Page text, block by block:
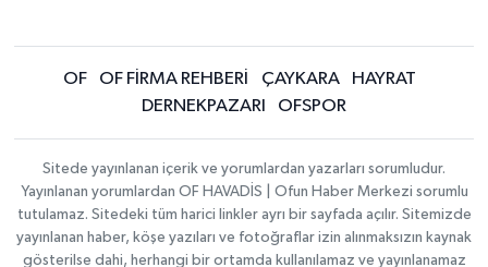
OF OF FİRMA REHBERİ ÇAYKARA
HAYRAT
DERNEKPAZARI
OFSPOR
Sitede yayınlanan içerik ve yorumlardan yazarları sorumludur.
Yayınlanan yorumlardan OF HAVADİS | Ofun Haber Merkezi sorumlu
tutulamaz. Sitedeki tüm harici linkler ayrı bir sayfada açılır. Sitemizde
yayınlanan haber, köşe yazıları ve fotoğraflar izin alınmaksızın kaynak
gösterilse dahi, herhangi bir ortamda kullanılamaz ve yayınlanamaz